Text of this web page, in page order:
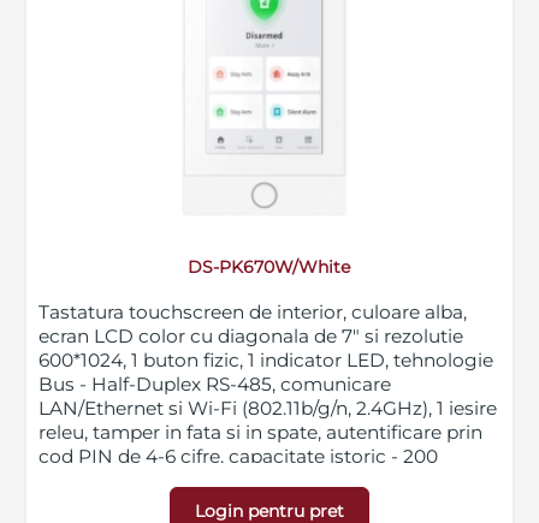
DS-PK670W/White
Tastatura touchscreen de interior, culoare alba,
ecran LCD color cu diagonala de 7" si rezolutie
600*1024, 1 buton fizic, 1 indicator LED, tehnologie
Bus - Half-Duplex RS-485, comunicare
LAN/Ethernet si Wi-Fi (802.11b/g/n, 2.4GHz), 1 iesire
releu, tamper in fata si in spate, autentificare prin
cod PIN de 4-6 cifre, capacitate istoric - 200
218.7 x 27 mm, greutate 400g
Login pentru pret